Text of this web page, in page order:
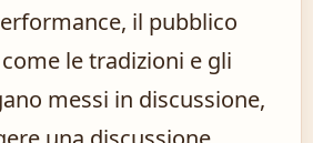
il pubblico
le tradizioni e gli
messi in discussione,